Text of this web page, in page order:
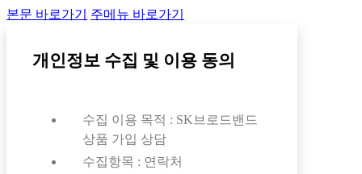
본문 바로가기 주메뉴 바로가기
개인정보 수집 및 이용 동의
수집 이용 목적 : SK브로드밴드
상품 가입 상담
수집항목 : 연락처